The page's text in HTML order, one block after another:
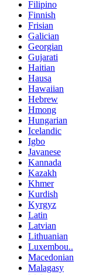
Filipino
Finnish
Frisian
Galician
Georgian
Gujarati
Haitian
Hausa
Hawaiian
Hebrew
Hmong
Hungarian
Icelandic
Igbo
Javanese
Kannada
Kazakh
Khmer
Kurdish
Kyrgyz
Latin
Latvian
Lithuanian
Luxembou..
Macedonian
Malagasy